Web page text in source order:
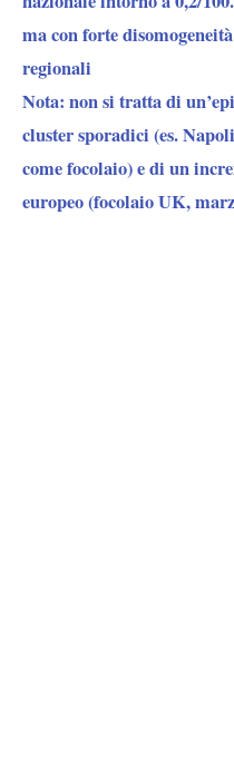
ma con forte
regionali
Nota: non si tratta di
cluster sporadici (es.
come focolaio) e di un
europeo (focolaio UK,